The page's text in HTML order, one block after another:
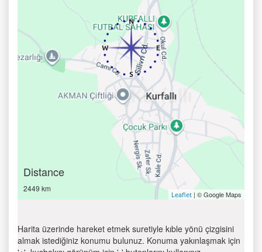
Distance
2449 km
Leaflet | © Google Maps
Harita üzerinde hareket etmek suretiyle kıble yönü çizgisini
almak istediğiniz konumu bulunuz. Konuma yakınlaşmak için